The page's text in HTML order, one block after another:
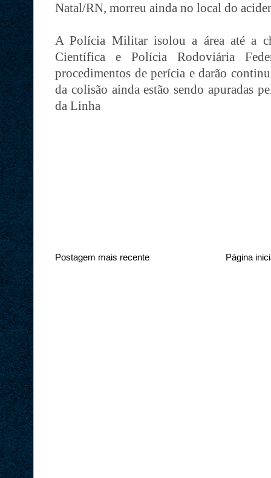
Natal/RN, morreu ainda no local do
A Polícia Militar isolou a área até a
Científica e Polícia Rodoviária
procedimentos de perícia e darão
da colisão ainda estão sendo apuradas
da Linha
Postagem mais recente Página